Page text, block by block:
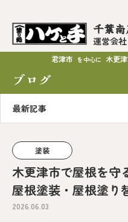
千葉
運営会
君津市 を中心に 木更
ブログ
最新記事
塗装
木更津市で屋根を守
屋根塗装・屋根塗り
2026.06.03